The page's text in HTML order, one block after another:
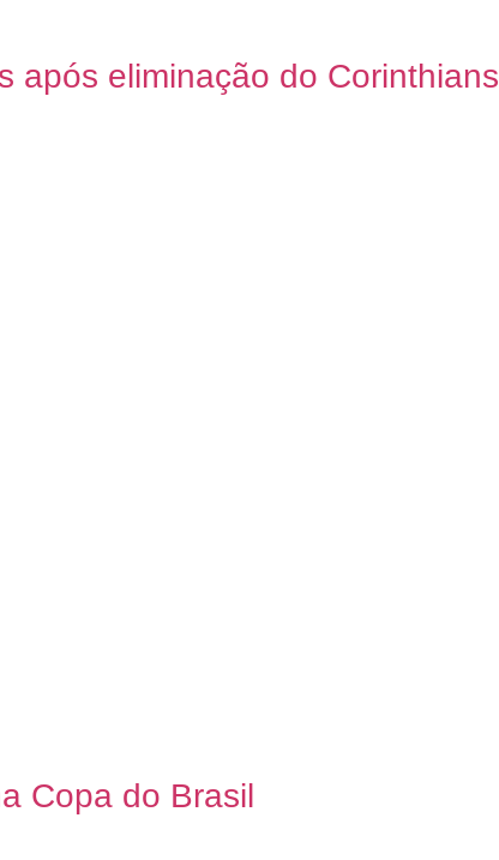
após eliminação do Corinthians
Copa do Brasil